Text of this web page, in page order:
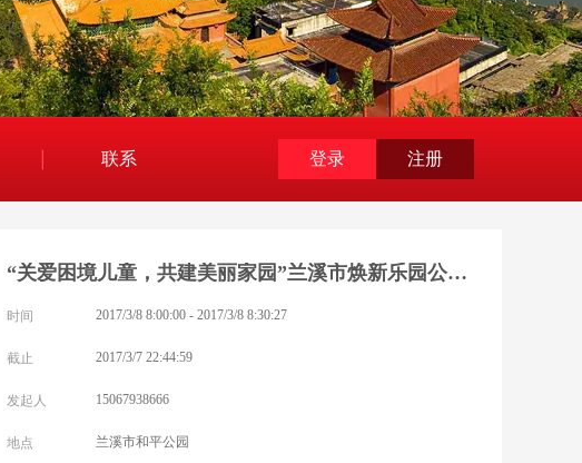
联系 登录 注册
“关爱困境儿童，共建美丽家园”兰溪市焕新乐园公益项目启动仪式
时间 2017/3/8 8:00:00 - 2017/3/8 8:30:27
截止 2017/3/7 22:44:59
发起人 15067938666
地点 兰溪市和平公园